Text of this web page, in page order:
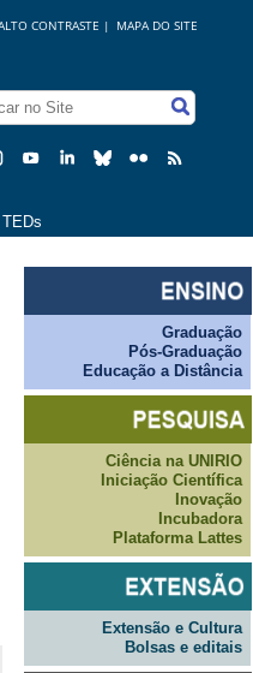
MAPA DO SITE
CONTRASTE |
Graduação
Pós-Graduação
Educação a Distância
Ciência na UNIRIO
Iniciação Científica
Inovação
Incubadora
Plataforma Lattes
Extensão e Cultura
Bolsas e editais